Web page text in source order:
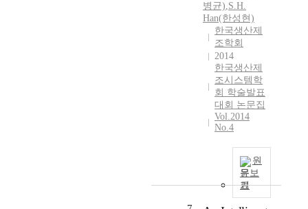
병균),S.H.
Han(한성현)
한국생산제
조학회
2014
한국생산제
조시스템학
회 학술발표
대회 논문집
Vol.2014
No.4
원
문보
기